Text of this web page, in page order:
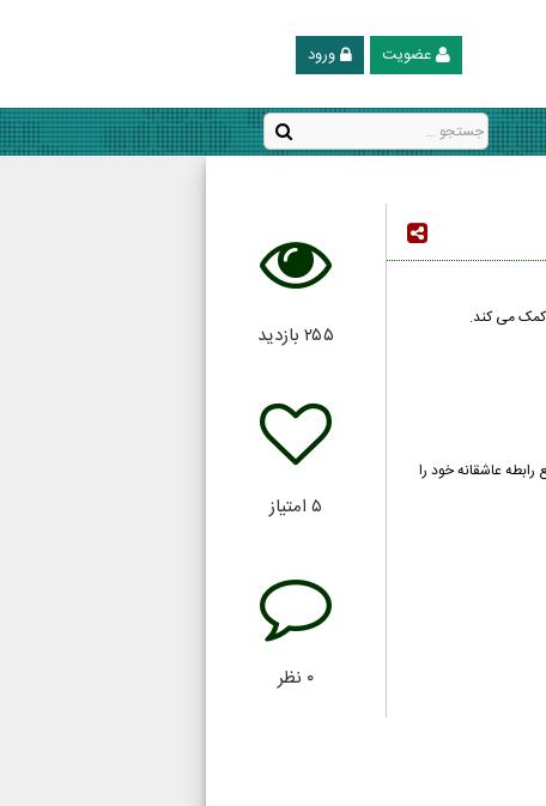
ورود عضویت
کمک می کند.
عاشقانه خود را
۲۵۵ بازدید
۵ امتیاز
۰ نظر